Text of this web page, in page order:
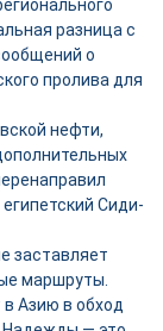
разница с
о
пролива для
нефти,
Сиди-
заставляет
маршруты.
в Азию в обход